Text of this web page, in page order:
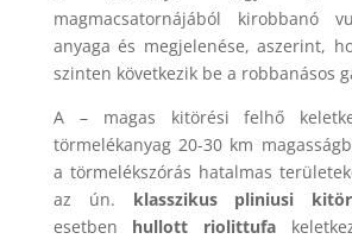
magmacsatornájából kirobbanó
anyaga és megjelenése, aszerint,
szinten következik be a robbanásos
A – magas kitörési felhő
törmelékanyag 20-30 km
a törmelékszórás hatalmas
az ún. klasszikus pliniusi
esetben hullott riolittufa